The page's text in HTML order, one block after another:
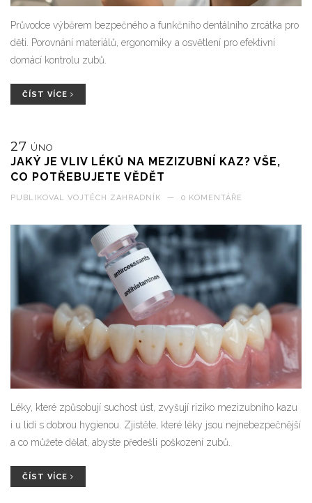
Průvodce výběrem bezpečného a funkčního dentálního zrcátka pro
děti. Porovnání materiálů, ergonomiky a osvětlení pro efektivní
domácí kontrolu zubů.
ČÍST VÍCE
27 ÚNO
JAKÝ JE VLIV LÉKŮ NA MEZIZUBNÍ KAZ? VŠE,
CO POTŘEBUJETE VĚDĚT
PUBLIKOVAL VOJTĚCH ZAHRADNÍK — 0 KOMENTÁŘE
Léky, které způsobují suchost úst, zvyšují riziko mezizubního kazu
i u lidí s dobrou hygienou. Zjistěte, které léky jsou nejnebezpečnější
a co můžete dělat, abyste předešli poškození zubů.
ČÍST VÍCE